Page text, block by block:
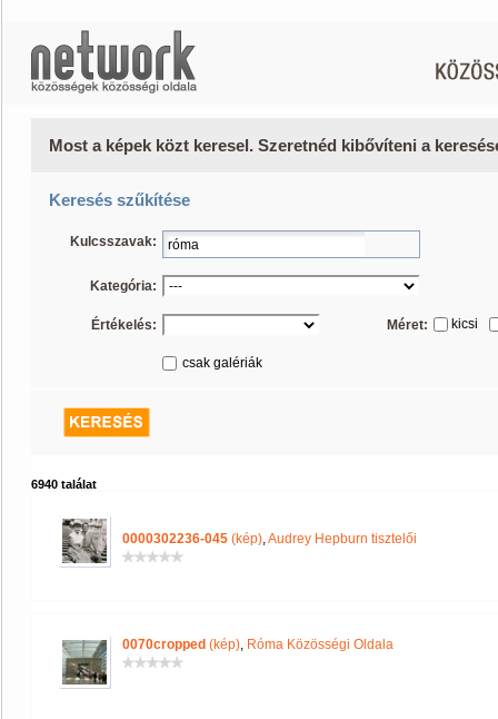
Most a képek közt keresel. Szeretnéd kibővíteni a
Keresés szűkítése
Kulcsszavak:
Kategória:
Értékelés: Méret: kicsi
csak galériák
6940 találat
0000302236-045 (kép),Audrey Hepburn tisztelői
0070cropped (kép), Róma Közösségi Oldala